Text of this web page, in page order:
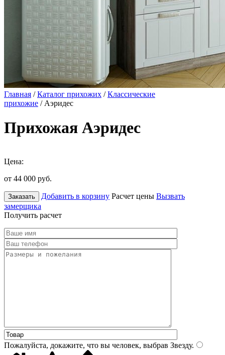
Главная /Каталог прихожих /Классические
прихожие / Аэридес
Прихожая Аэридес
Цена:
от 44 000 руб.
Заказать Добавить в корзину Расчет цены Вызвать
замерщика
Получить расчет
Пожалуйста, докажите, что вы человек, выбрав Звезду.